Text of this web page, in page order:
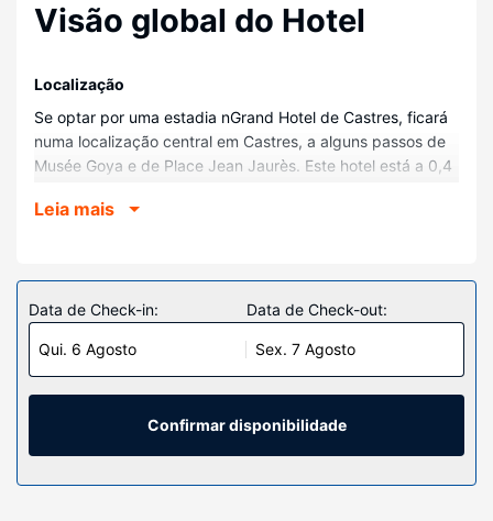
Visão global do Hotel
Localização
Se optar por uma estadia nGrand Hotel de Castres, ficará
numa localização central em Castres, a alguns passos de
Musée Goya e de Place Jean Jaurès. Este hotel está a 0,4
(0,9 mi) de Stade Pierre-Antoine.
Sinta-se em casa num dos 50 quartos com um televisor de
ecrã plano. O acesso à internet sem fios permite-lhe estar
sempre contactável. Ao final do dia, assista a uma seleção
de canais via satélite. As comodidades incluem ainda
cortinas/cortinados opacos e telefone com chamadas
locais grátis.
Serviço do hotel
partido das várias comodidades e serviços ao seu dispor,
Leia mais
Data de Check-in:
Qui. 6 Agosto
Data de Check-out:
Sex. 7 Agosto
Confirmar disponibilidade